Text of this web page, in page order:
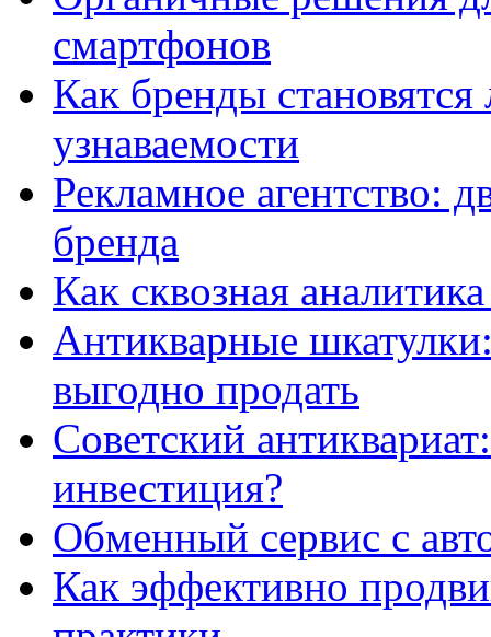
смартфонов
Как бренды
узнаваемости
Рекламное агентство:
бренда
Как сквозная
Антикварные
выгодно продать
Советский
инвестиция?
Обменный сервис с
Как эффективно